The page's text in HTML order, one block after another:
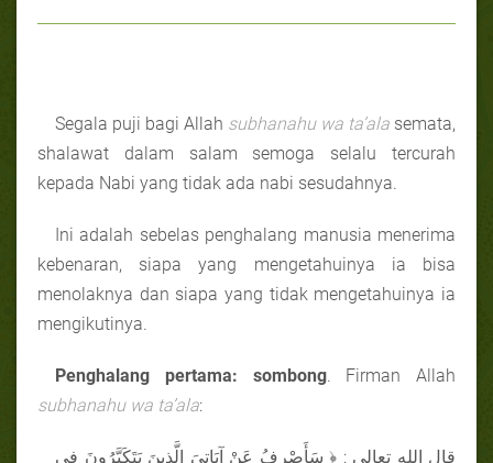
Segala puji bagi Allah subhanahu wa ta’ala semata,
shalawat dalam salam semoga selalu tercurah
kepada Nabi yang tidak ada nabi sesudahnya.
Ini adalah sebelas penghalang manusia menerima
kebenaran, siapa yang mengetahuinya ia bisa
menolaknya dan siapa yang tidak mengetahuinya ia
mengikutinya.
Penghalang pertama: sombong. Firman Allah
subhanahu wa ta’ala:
قال الله تعالى : ﴿ سَأَصْرِفُ عَنْ آيَاتِيَ الَّذِينَ يَتَكَبَّرُونَ فِي